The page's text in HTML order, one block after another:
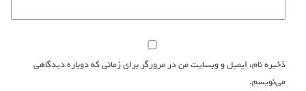
ذخیره نام، ایمیل و وبسایت من در مرورگر برای زمانی که دوباره دیدگاهی
می‌نویسم.